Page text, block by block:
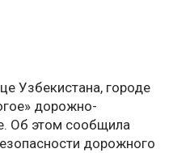
Узбекистана, городе
дорожно-
Об этом сообщила
дорожного